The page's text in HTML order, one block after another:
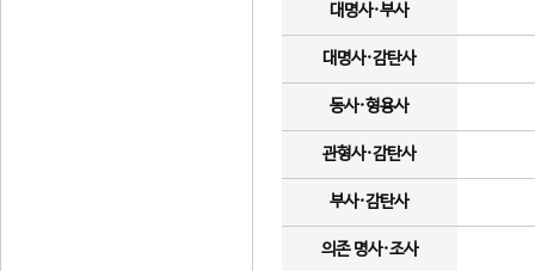
대명사·부사
대명사·감탄사
동사·형용사
관형사·감탄사
부사·감탄사
의존 명사·조사